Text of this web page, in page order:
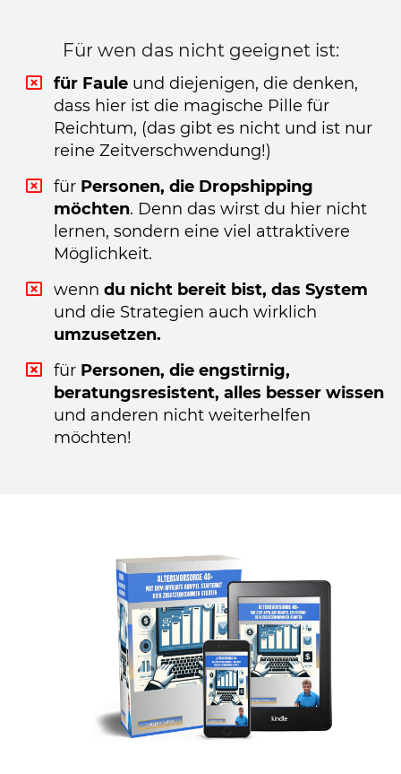
Für wen das nicht geeignet ist:
für Faule und diejenigen, die denken,
dass hier ist die magische Pille für
Reichtum, (das gibt es nicht und ist nur
reine Zeitverschwendung!)
für Personen, die Dropshipping
möchten. Denn das wirst du hier nicht
lernen, sondern eine viel attraktivere
Möglichkeit.
wenn du nicht bereit bist, das System
und die Strategien auch wirklich
umzusetzen.
für Personen, die engstirnig,
beratungsresistent, alles besser wissen
und anderen nicht weiterhelfen
möchten!